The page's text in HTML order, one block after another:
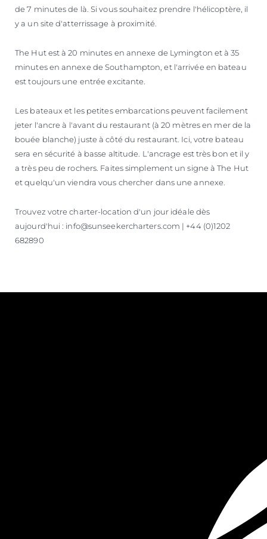
de 7 minutes de là. Si vous souhaitez prendre l'hélicoptère, il
y a un site d'atterrissage à proximité.
The Hut est à 20 minutes en annexe de Lymington et à 35
minutes en annexe de Southampton, et l'arrivée en bateau
est toujours une entrée excitante.
Les bateaux et les petites embarcations peuvent facilement
jeter l'ancre à l'avant du restaurant (à 20 mètres en mer de la
bouée blanche) juste à côté du restaurant. Ici, votre bateau
sera en sécurité à basse altitude. L'ancrage est très bon et il y
a très peu de rochers. Faites simplement un signe à The Hut
et quelqu'un viendra vous chercher dans une annexe.
Trouvez votre charter-location d'un jour idéale dès
aujourd'hui : info@sunseekercharters.com | +44 (0)1202
682890